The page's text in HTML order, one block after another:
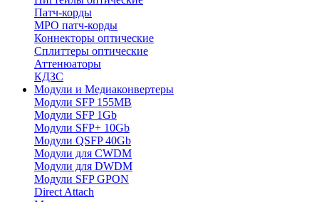
Патч-корды
MPO патч-корды
Коннекторы оптические
Сплиттеры оптические
Аттенюаторы
КДЗС
Модули и Медиаконвертеры
Модули SFP 155MB
Модули SFP 1Gb
Модули SFP+ 10Gb
Модули QSFP 40Gb
Модули для CWDM
Модули для DWDM
Модули SFP GPON
Direct Attach